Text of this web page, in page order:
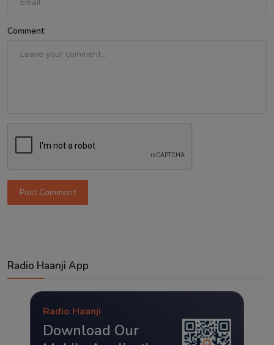
Comment
Post Comment
Radio Haanji App
Radio Haanji
Download Our